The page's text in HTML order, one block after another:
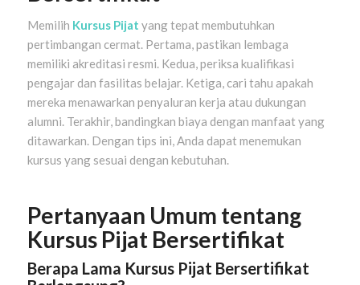
Memilih Kursus Pijat yang tepat membutuhkan
pertimbangan cermat. Pertama, pastikan lembaga
memiliki akreditasi resmi. Kedua, periksa kualifikasi
pengajar dan fasilitas belajar. Ketiga, cari tahu apakah
mereka menawarkan penyaluran kerja atau dukungan
alumni. Terakhir, bandingkan biaya dengan manfaat yang
ditawarkan. Dengan tips ini, Anda dapat menemukan
kursus yang sesuai dengan kebutuhan.
Pertanyaan Umum tentang
Kursus Pijat Bersertifikat
Berapa Lama Kursus Pijat Bersertifikat